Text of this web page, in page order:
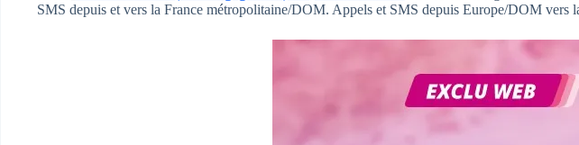
SMS depuis et vers la France métropolitaine/DOM. Appels et SMS depuis Europe/DOM